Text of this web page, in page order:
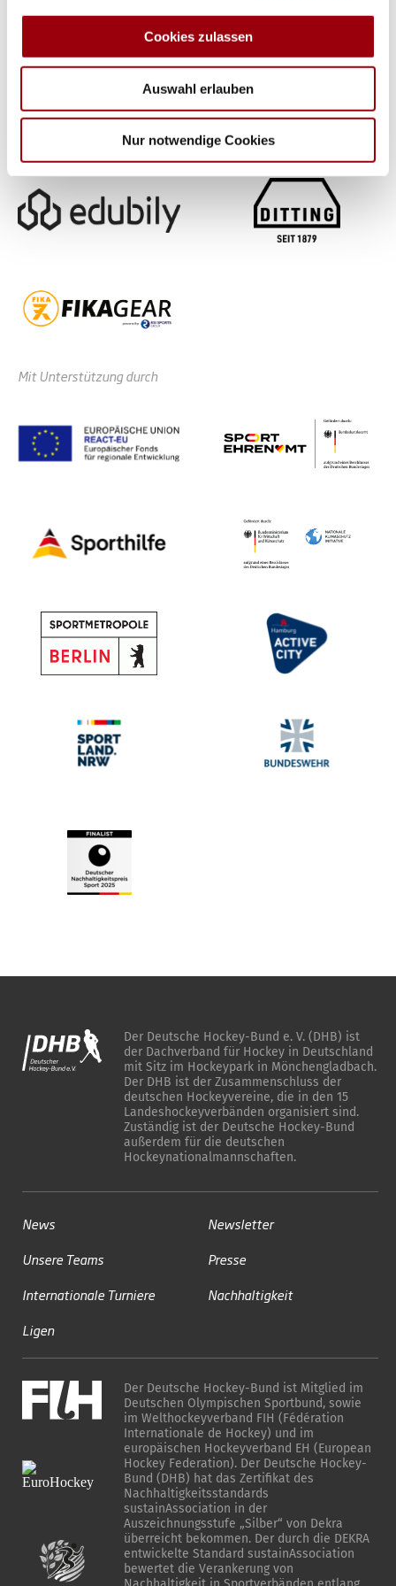
soziale Medien, Werbung und Analysen weiter. Unsere
Partner führen diese Informationen möglicherweise mit
weiteren Daten zusammen, die Sie ihnen bereitgestellt
haben oder die sie im Rahmen Ihrer Nutzung der Dienste
Cookies zulassen
Auswahl erlauben
Nur notwendige Cookies
Mit Unterstützung durch
Der Deutsche Hockey-Bund e. V. (DHB) ist
der Dachverband für Hockey in Deutschland
mit Sitz im Hockeypark in Mönchengladbach.
Der DHB ist der Zusammenschluss der
deutschen Hockeyvereine, die in den 15
Landeshockeyverbänden organisiert sind.
Zuständig ist der Deutsche Hockey-Bund
außerdem für die deutschen
Hockeynationalmannschaften.
News
Unsere Teams
Internationale Turniere
Ligen
Newsletter
Presse
Nachhaltigkeit
Der Deutsche Hockey-Bund ist Mitglied im
Deutschen Olympischen Sportbund, sowie
im Welthockeyverband FIH (Fédération
Internationale de Hockey) und im
europäischen Hockeyverband EH (European
Hockey Federation). Der Deutsche Hockey-
Bund (DHB) hat das Zertifikat des
Nachhaltigkeitsstandards
sustainAssociation in der
Auszeichnungsstufe „Silber“ von Dekra
überreicht bekommen. Der durch die DEKRA
entwickelte Standard sustainAssociation
bewertet die Verankerung von